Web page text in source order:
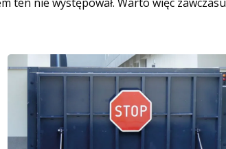
ten nie występował. Warto więc zawczasu